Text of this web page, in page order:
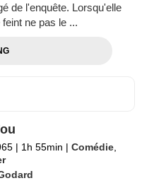
de l'enquête. Lorsqu'elle
ne pas le ...
| 1h 55min | Comédie,